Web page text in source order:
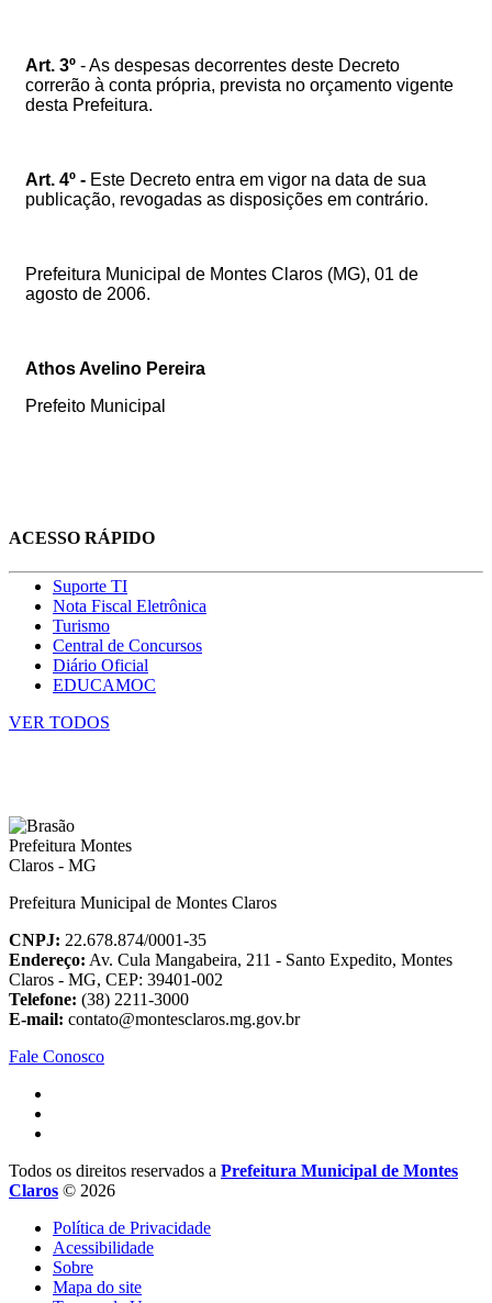
Art. 3º - As despesas decorrentes deste Decreto
correrão à conta própria, prevista no orçamento vigente
desta Prefeitura.
Art. 4º - Este Decreto entra em vigor na data de sua
publicação, revogadas as disposições em contrário.
Prefeitura Municipal de Montes Claros (MG), 01 de
agosto de 2006.
Athos Avelino Pereira
Prefeito Municipal
ACESSO RÁPIDO
Suporte TI
Nota Fiscal Eletrônica
Turismo
Central de Concursos
Diário Oficial
EDUCAMOC
VER TODOS
Prefeitura Municipal de Montes Claros
CNPJ: 22.678.874/0001-35
Endereço: Av. Cula Mangabeira, 211 - Santo Expedito, Montes
Claros - MG, CEP: 39401-002
Telefone: (38) 2211-3000
E-mail: contato@montesclaros.mg.gov.br
Fale Conosco
Todos os direitos reservados a Prefeitura Municipal de Montes
Claros © 2026
Política de Privacidade
Acessibilidade
Sobre
Mapa do site